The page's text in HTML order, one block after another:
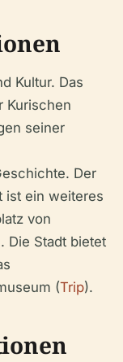
Kultur. Das
Kurischen
seiner
Der
ist ein weiteres
von
Die Stadt bietet
(Trip).